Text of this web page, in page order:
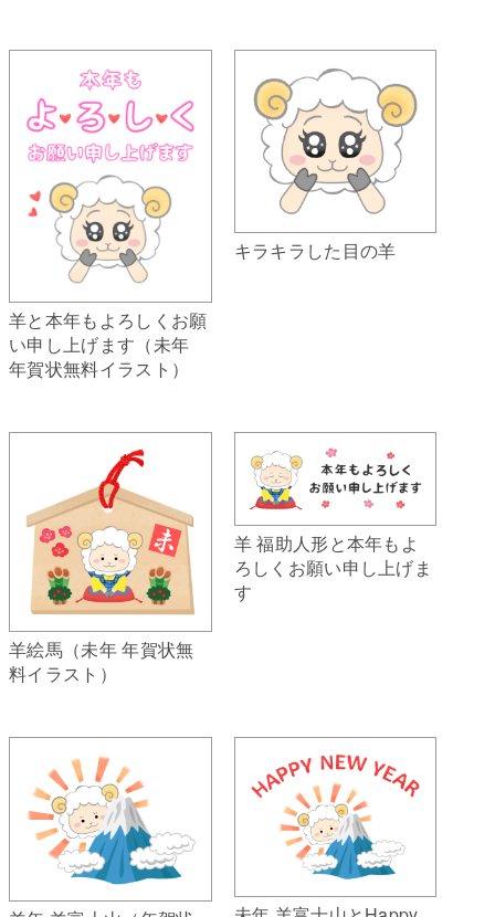
羊と本年もよろしくお願
い申し上げます（未年
年賀状無料イラスト）
キラキラした目の羊
羊絵馬（未年 年賀状無
料イラスト）
羊 福助人形と本年もよ
ろしくお願い申し上げま
す